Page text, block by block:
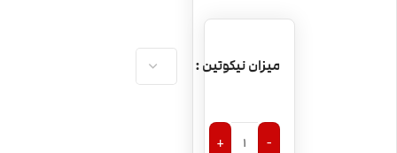
میزان نیکوتین
-
+